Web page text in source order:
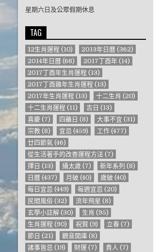
星期六日及公眾假期休息
TAG
12生肖運程 (10) 2013年日曆 (362)
2014年日曆 (68) 2017丁酉年 (14)
2017丁酉年生肖運程 (13)
2017丁酉雞年生肖運程 (13)
2017年生肖運程 (13) 十二生肖 (20)
十二生肖運程 (11) 吉日 (13)
喜慶 (7) 四離日 (8) 大事不宜 (31)
宗教 (8) 宜忌 (459) 工作 (477)
廿四節氣 (46)
從生活著手的改善運程方法 (7)
擇日 (13) 攝太歲 (7) 新年系列 (8)
日曆 (437) 月破 (40) 歲破 (40)
每日宜忌 (449) 每週宜忌 (20)
民間風俗 (32) 流年飛星 (8)
玄學小註解 (30) 生肖 (95)
生肖運程 (90) 祝賀 (9) 立春 (7)
節日 (21) 觀音開庫 (8)
諸事皆忌 (19) 財運 (7) 貴人 (7)